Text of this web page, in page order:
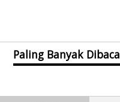
Paling Banyak Dibaca